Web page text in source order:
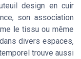
design en cuir
son association
le tissu ou même
divers espaces,
trouve aussi